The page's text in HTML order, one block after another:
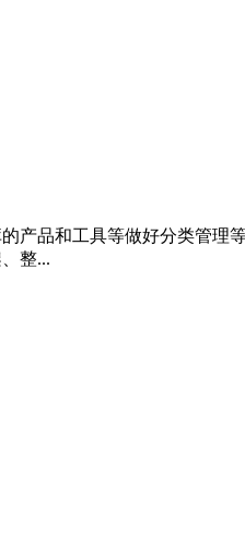
产品和工具等做好分类管理
整...